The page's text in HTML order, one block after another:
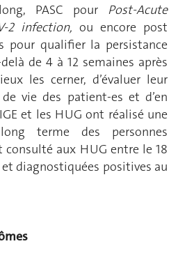
PASC pour Post-Acute
2 infection, ou encore post
pour qualifier la persistance
de 4 à 12 semaines après
les cerner, d’évaluer leur
vie des patient-es et d’en
et les HUG ont réalisé une
terme des personnes
aux HUG entre le 18
diagnostiquées positives au